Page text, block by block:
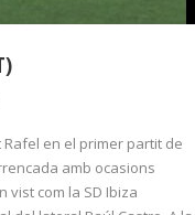
en el primer partit de
amb ocasions
vist com la SD Ibiza